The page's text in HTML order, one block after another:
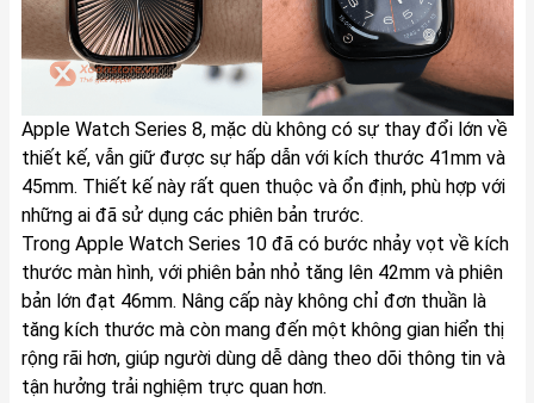
Apple Watch Series 8, mặc dù không có sự thay đổi lớn về
thiết kế, vẫn giữ được sự hấp dẫn với kích thước 41mm và
45mm. Thiết kế này rất quen thuộc và ổn định, phù hợp với
những ai đã sử dụng các phiên bản trước.
Trong Apple Watch Series 10 đã có bước nhảy vọt về kích
thước màn hình, với phiên bản nhỏ tăng lên 42mm và phiên
bản lớn đạt 46mm. Nâng cấp này không chỉ đơn thuần là
tăng kích thước mà còn mang đến một không gian hiển thị
rộng rãi hơn, giúp người dùng dễ dàng theo dõi thông tin và
tận hưởng trải nghiệm trực quan hơn.